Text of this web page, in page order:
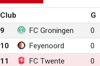
Club G
9
FC Groningen 0
10
Feyenoord 0
11
FC Twente 0